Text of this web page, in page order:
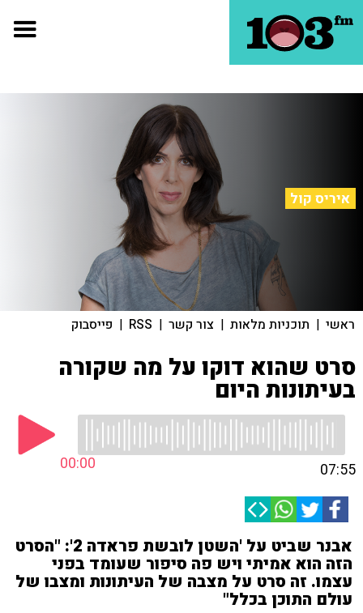
איריס קול
ראשי | תוכניות מלאות | צור קשר |
RSS
| פייסבוק
סרט שהוא דוקו על מה שקורה
בעיתונות היום
00:00 07:55
אבנר שביט על 'השטן לובשת פראדה 2': "הסרט
הזה הוא אמיתי ויש פה סיפור שעומד בפני
עצמו. זה סרט על מצבה של העיתונות ומצבו של
עולם התוכן בכלל"